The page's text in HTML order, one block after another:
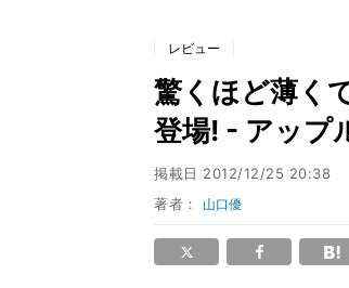
レビュー
驚くほど薄く
登場! - アップ
掲載日 2012/12/25 20:38
著者： 山口優